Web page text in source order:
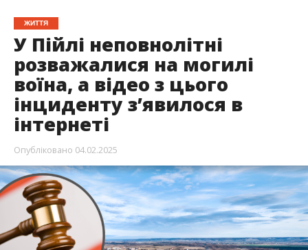
ЖИТТЯ
У Пійлі неповнолітні
розважалися на могилі
воїна, а відео з цього
інциденту з’явилося в
інтернеті
Опубліковано 04.02.2025